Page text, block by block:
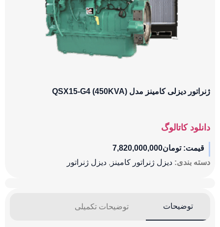
ژنراتور دیزلی کامینز مدل QSX15-G4 (450KVA)
دانلود کاتالوگ
قیمت:تومان7,820,000,000
دسته بندی: دیزل ژنراتور کامینز , دیزل ژنراتور
توضیحات توضیحات تکمیلی